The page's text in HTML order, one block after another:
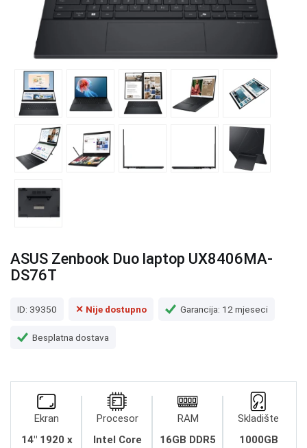
ASUS Zenbook Duo laptop UX8406MA-
DS76T
ID: 39350 ✕ Nije dostupno Garancija: 12 mjeseci
Besplatna dostava
Ekran
14" 1920 x
Procesor
Intel Core
RAM
16GB DDR5
Skladište
1000GB